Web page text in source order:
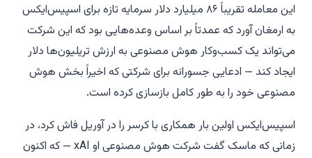
این معامله تقریباً ۸۶ میلیارد دلار سرمایه تازه برای اسپیس‌ایکس
به ارمغان آورد که عمدتاً بر اساس وعده‌هایی بود که این شرکت
می‌تواند یک کسب‌وکار هوش مصنوعی به ارزش تریلیون‌ها دلار
ایجاد کند — ادعایی جسورانه برای شرکتی که اخیراً بخش هوش
مصنوعی خود را به طور کامل بازسازی کرده است.
اسپیس‌ایکس اولین بار همکاری با کرسر را در آوریل فاش کرد، در
زمانی که ماسک گفت شرکت هوش مصنوعی او xAI — که اکنون